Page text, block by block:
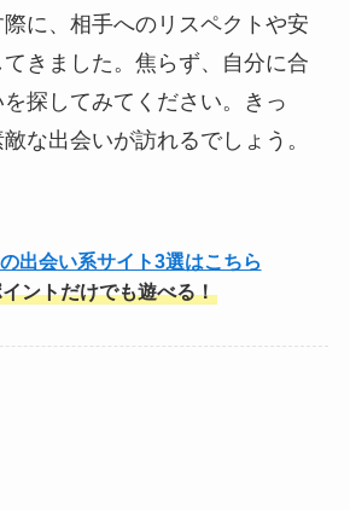
に、相手へのリスペクトや安
きました。焦らず、自分に合
探してみてください。きっ
な出会いが訪れるでしょう。
出会い系サイト3選はこちら
ントだけでも遊べる！